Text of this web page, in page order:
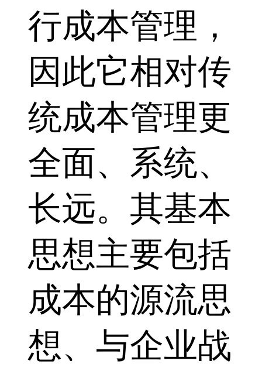
行成本管理，
因此它相对传
统成本管理更
全面、系统、
长远。其基本
思想主要包括
成本的源流思
想、与企业战